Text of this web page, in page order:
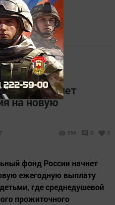
фонд начнет
на новую
366 0 0
фонд России начнет
ежегодную выплату
где среднедушевой
прожиточного